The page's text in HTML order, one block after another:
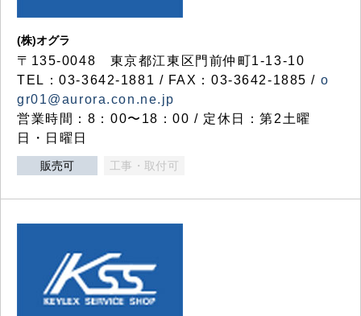
(株)オグラ
〒135-0048 東京都江東区門前仲町1-13-10
TEL：03-3642-1881 / FAX：03-3642-1885 / o
gr01@aurora.con.ne.jp
営業時間：8：00〜18：00 / 定休日：第2土曜
日・日曜日
販売可 工事・取付可